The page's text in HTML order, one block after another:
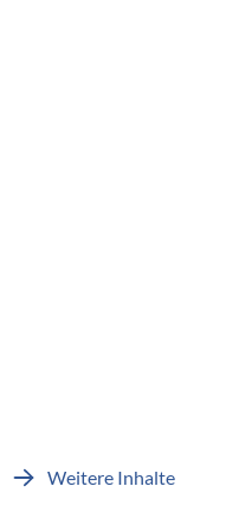
Weitere Inhalte